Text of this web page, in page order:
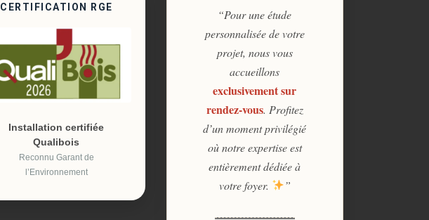
CERTIFICATION RGE
Installation certifiée
Qualibois
Reconnu Garant de
l’Environnement
“Pour une étude
personnalisée de votre
projet, nous vous
accueillons
exclusivement sur
rendez-vous. Profitez
d’un moment privilégié
où notre expertise est
entièrement dédiée à
votre foyer.
”